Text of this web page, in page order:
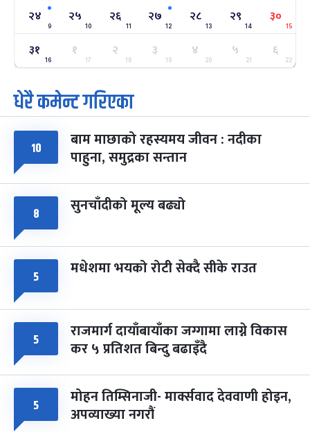
सोम फाल्गुन २४, २०८३- Mar 8, 2027
२५
मंगल
ग्याल्पो ल्होसार
फाल्गुन २५, २०८३ Mar 9, 2027
७ महिना बाँकी
७
आइत
पूर्णिमा व्रत
चैत्र ७, २०८३-Mar 21, 2027
८ फागुपूर्णिमा
चैत्र ८, २०८३-Mar 22, 2027
७ महिना बाँकी
२४
9
२५
10
२६
11
२७
12
२८
13
२९
14
३०
15
३१
16
१
17
२
18
३
19
४
20
५
21
६
22
धेरै कमेन्ट गरिएका
१० बाम माछाको रहस्यमय जीवन : नदीका
पाहुना, समुद्रका सन्तान
८ सुनचाँदीको मूल्य बढ्यो
५ मधेशमा भयको रोटी सेक्दै सीके राउत
५ राजमार्ग दायाँबायाँका जग्गामा लाग्ने विकास
कर ५ प्रतिशत बिन्दु बढाइँदै
५ मोहन तिम्सिनाजी- मार्क्सवाद देववाणी होइन,
अपव्याख्या नगरौं